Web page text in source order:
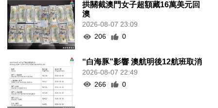
拱關截澳門女子超額藏16萬美元回
澳
2026-08-07 23:09
206
0
“白海豚”影響 澳航明後12航班取消
2026-08-07 22:49
266
0